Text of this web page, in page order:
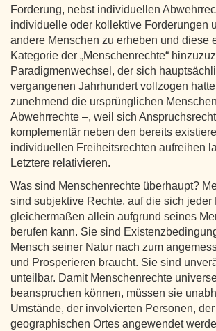
Forderung, nebst individuellen
individuelle oder kollektive Forderungen
andere Menschen zu erheben und diese
Kategorie der „Menschenrechte“
Paradigmenwechsel, der sich
vergangenen Jahrhundert vollzogen
zunehmend die ursprünglichen
Abwehrrechte –, weil sich
komplementär neben den bereits
individuellen Freiheitsrechten aufreihen
Letztere relativieren.
Was sind Menschenrechte überhaupt?
sind subjektive Rechte, auf die sich jeder
gleichermaßen allein aufgrund seines
berufen kann. Sie sind
Mensch seiner Natur nach zum
und Prosperieren braucht. Sie sind
unteilbar. Damit Menschenrechte
beanspruchen können, müssen sie
Umstände, der involvierten Personen,
geographischen Ortes angewendet